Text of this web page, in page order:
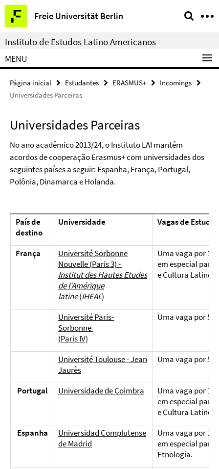
Springe
direkt
zu
Inhalt
Freie Universität Berlin
Serviço
de
navegação
Instituto de Estudos Latino Americanos
MENU
Página inicial Estudantes ERASMUS+
Incomings
Universidades Parceiras
Universidades Parceiras
No ano acadêmico 2013/24, o Instituto LAI mantém
acordos de cooperação Erasmus+ com universidades dos
seguintes países a seguir: Espanha, França, Portugal,
Polônia, Dinamarca e Holanda.
País de
destino
Universidade Vagas de Estudo
França
Université Sorbonne
Nouvelle (Paris 3)-
Institut des Hautes Etudes
de l'Amérique
latine(IHEAL)
Uma vaga por 10
em especial
e Cultura Latino-
Université Paris-
Sorbonne
(Paris IV)
Uma vaga por 5
Université Toulouse - Jean
Jaurès
Uma vaga por 5
Portugal Universidade de Coimbra
Uma vaga por 10
em especial
e Cultura Latino-
Espanha
Universidad Complutense
de Madrid
Uma vaga por 10
em especial para
Etnologia.